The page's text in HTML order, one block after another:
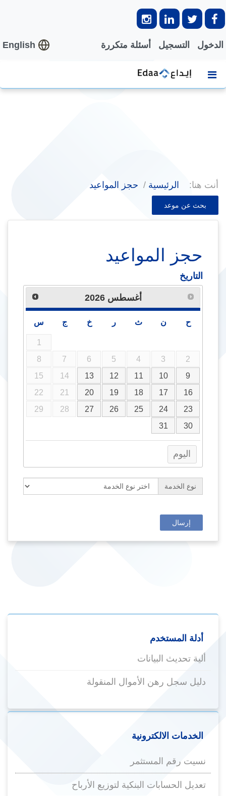
English الدخول التسجيل أسئلة متكررة
أنت هنا: الرئيسية حجز المواعيد
بحث عن موعد
حجز المواعيد
التاريخ
أغسطس 2026
ح ن ث ر خ ج س
1
2
3
4
5
6
7
8
9
10
11
12
13
14
15
16
17
18
19
20
21
22
23
24
25
26
27
28
29
30
31
اليوم
نوع الخدمة
إرسال
أدلة المستخدم
ألية تحديث البيانات
دليل سجل رهن الأموال المنقولة
الخدمات الالكترونية
نسيت رقم المستثمر
تعديل الحسابات البنكية لتوزيع الأرباح